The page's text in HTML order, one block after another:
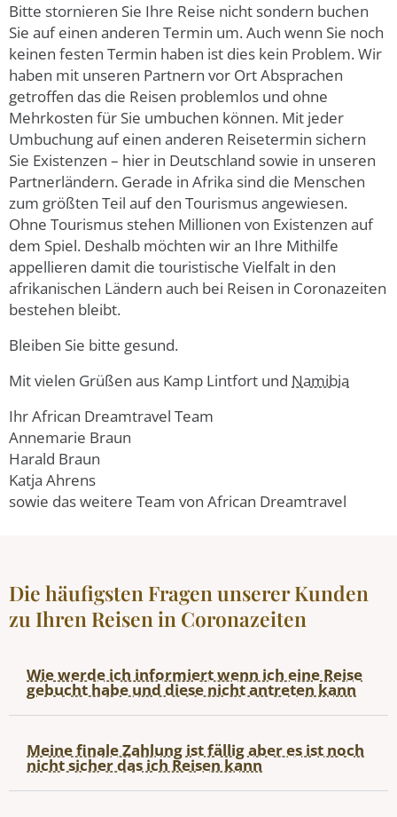
Bitte stornieren Sie Ihre Reise nicht sondern buchen
Sie auf einen anderen Termin um. Auch wenn Sie noch
keinen festen Termin haben ist dies kein Problem. Wir
haben mit unseren Partnern vor Ort Absprachen
getroffen das die Reisen problemlos und ohne
Mehrkosten für Sie umbuchen können. Mit jeder
Umbuchung auf einen anderen Reisetermin sichern
Sie Existenzen – hier in Deutschland sowie in unseren
Partnerländern. Gerade in Afrika sind die Menschen
zum größten Teil auf den Tourismus angewiesen.
Ohne Tourismus stehen Millionen von Existenzen auf
dem Spiel. Deshalb möchten wir an Ihre Mithilfe
appellieren damit die touristische Vielfalt in den
afrikanischen Ländern auch bei Reisen in Coronazeiten
bestehen bleibt.
Bleiben Sie bitte gesund.
Mit vielen Grüßen aus Kamp Lintfort und Namibia
Ihr African Dreamtravel Team
Annemarie Braun
Harald Braun
Katja Ahrens
sowie das weitere Team von African Dreamtravel
Die häufigsten Fragen unserer Kunden
zu Ihren Reisen in Coronazeiten
Wie werde ich informiert wenn ich eine Reise
gebucht habe und diese nicht antreten kann
Meine finale Zahlung ist fällig aber es ist noch
nicht sicher das ich Reisen kann